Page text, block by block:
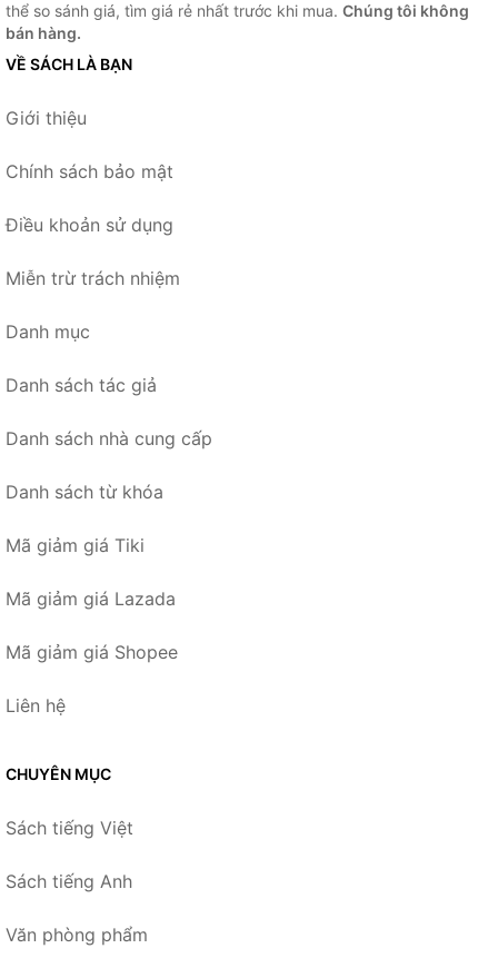
thể so sánh giá, tìm giá rẻ nhất trước khi mua. Chúng tôi không
bán hàng.
VỀ SÁCH LÀ BẠN
Giới thiệu
Chính sách bảo mật
Điều khoản sử dụng
Miễn trừ trách nhiệm
Danh mục
Danh sách tác giả
Danh sách nhà cung cấp
Danh sách từ khóa
Mã giảm giá Tiki
Mã giảm giá Lazada
Mã giảm giá Shopee
Liên hệ
CHUYÊN MỤC
Sách tiếng Việt
Sách tiếng Anh
Văn phòng phẩm